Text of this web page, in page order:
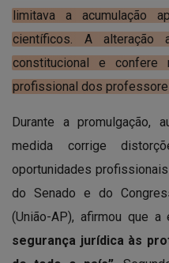
limitava a acumulação
científicos. A alteração
constitucional e confere
profissional dos
Durante a promulgação,
medida corrige
oportunidades
do Senado e do
(União-AP), afirmou que a
segurança jurídica às